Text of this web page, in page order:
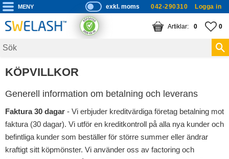
Meny
P
ri
s
s
exkl. moms 042-290310 Logga in
0
KUNDVAGN
ANTAL 0
KÖPVILLKOR
Generell information om betalning och leverans
Faktura 30 dagar - Vi erbjuder kreditvärdiga företag betalning mot
faktura (30 dagar). Vi utför en kreditkontroll på alla nya kunder och
befintliga kunder som beställer för större summer eller ändrar
kraftigt sitt köpmönster. Vi använder oss av factoring och